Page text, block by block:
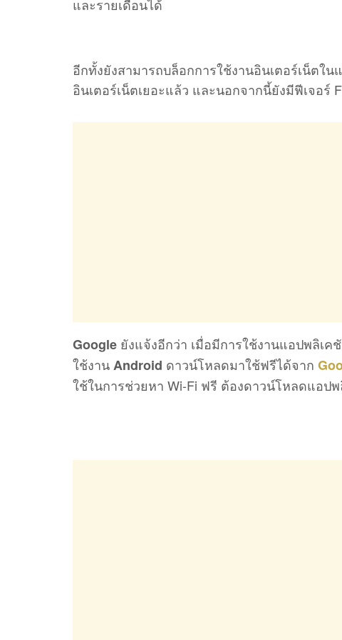
และรายเดือนได้
อีกทั้งยังสามารถบล็อกการใช้งานอินเตอร์เน็ตใ
อินเตอร์เน็ตเยอะแล้ว และนอกจากนี้ยังมีฟีเจอร์
Google ยังแจ้งอีกว่า เมื่อมีการใช้งานแอปพลิเ
ใช้งานAndroid ดาวน์โหลดมาใช้ฟรีได้จาก
ใช้ในการช่วยหา Wi-Fi ฟรี ต้องดาวน์โหลดแอป